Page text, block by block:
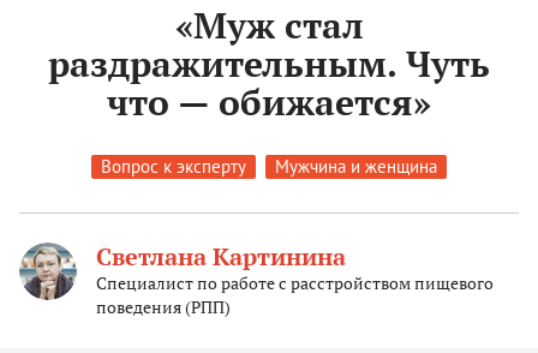
«Муж стал
раздражительным. Чуть
что — обижается»
Вопрос к эксперту Мужчина и женщина
Светлана Картинина
Специалист по работе с расстройством пищевого
поведения (РПП)